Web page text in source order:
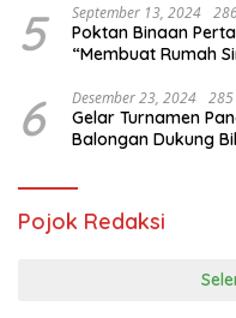
5 September 13, 2024
Poktan Binaan
“Membuat Rumah
6 Desember 23, 2024
Gelar Turnamen
Balongan Dukung
Pojok Redaksi